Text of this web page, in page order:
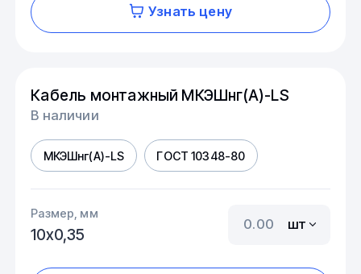
Узнать цену
Кабель монтажный МКЭШнг(А)-LS
В наличии
МКЭШнг(А)-LS ГОСТ 10348-80
Размер, мм
10х0,35
шт